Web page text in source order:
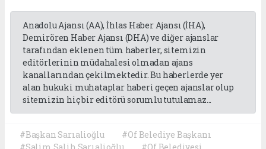
Anadolu Ajansı (AA), İhlas Haber Ajansı (İHA),
Demirören Haber Ajansı (DHA) ve diğer ajanslar
tarafından eklenen tüm haberler, sitemizin
editörlerinin müdahalesi olmadan ajans
kanallarından çekilmektedir. Bu haberlerde yer
alan hukuki muhataplar haberi geçen ajanslar olup
sitemizin hiç bir editörü sorumlu tutulamaz...
#Başkan Sarıalioğlu
#Of Belediye Başkanı